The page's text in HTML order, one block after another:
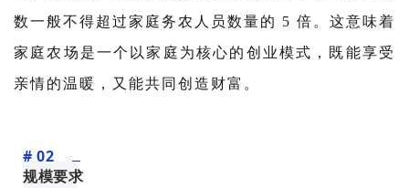
数一般不得超过家庭务农人员数量的 5 倍。这意味着
家庭农场是一个以家庭为核心的创业模式，既能享受
亲情的温暖，又能共同创造财富。
# 02
规模要求